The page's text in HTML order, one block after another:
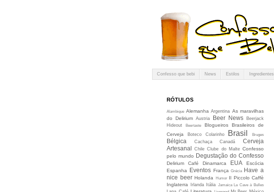
Confesso que bebi News Estilos Ingredientes
RÓTULOS
Alambique Alemanha Argentina As maravilhas
do Delirium Austria Beer News
Beerjack
Hideout
Beertaste
Blogueiros Brasileiros de
Cerveja
Boteco Colarinho Brasil Bruges
Bélgica Cachaça Canadá
Cerveja
Artesanal
Chile Clube do Malte Confesso
pelo mundo Degustação do Confesso
Delirium Café Dinamarca EUA
Escócia
Espanha
Eventos França Grécia Have a
nice beer Holanda Humor Il Piccolo Caffè
Inglaterra
Irlanda Itália Jamaica La Cave à Bulles